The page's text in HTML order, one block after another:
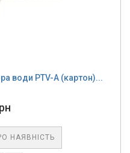
води PTV-A (картон)...
НАЯВНІСТЬ